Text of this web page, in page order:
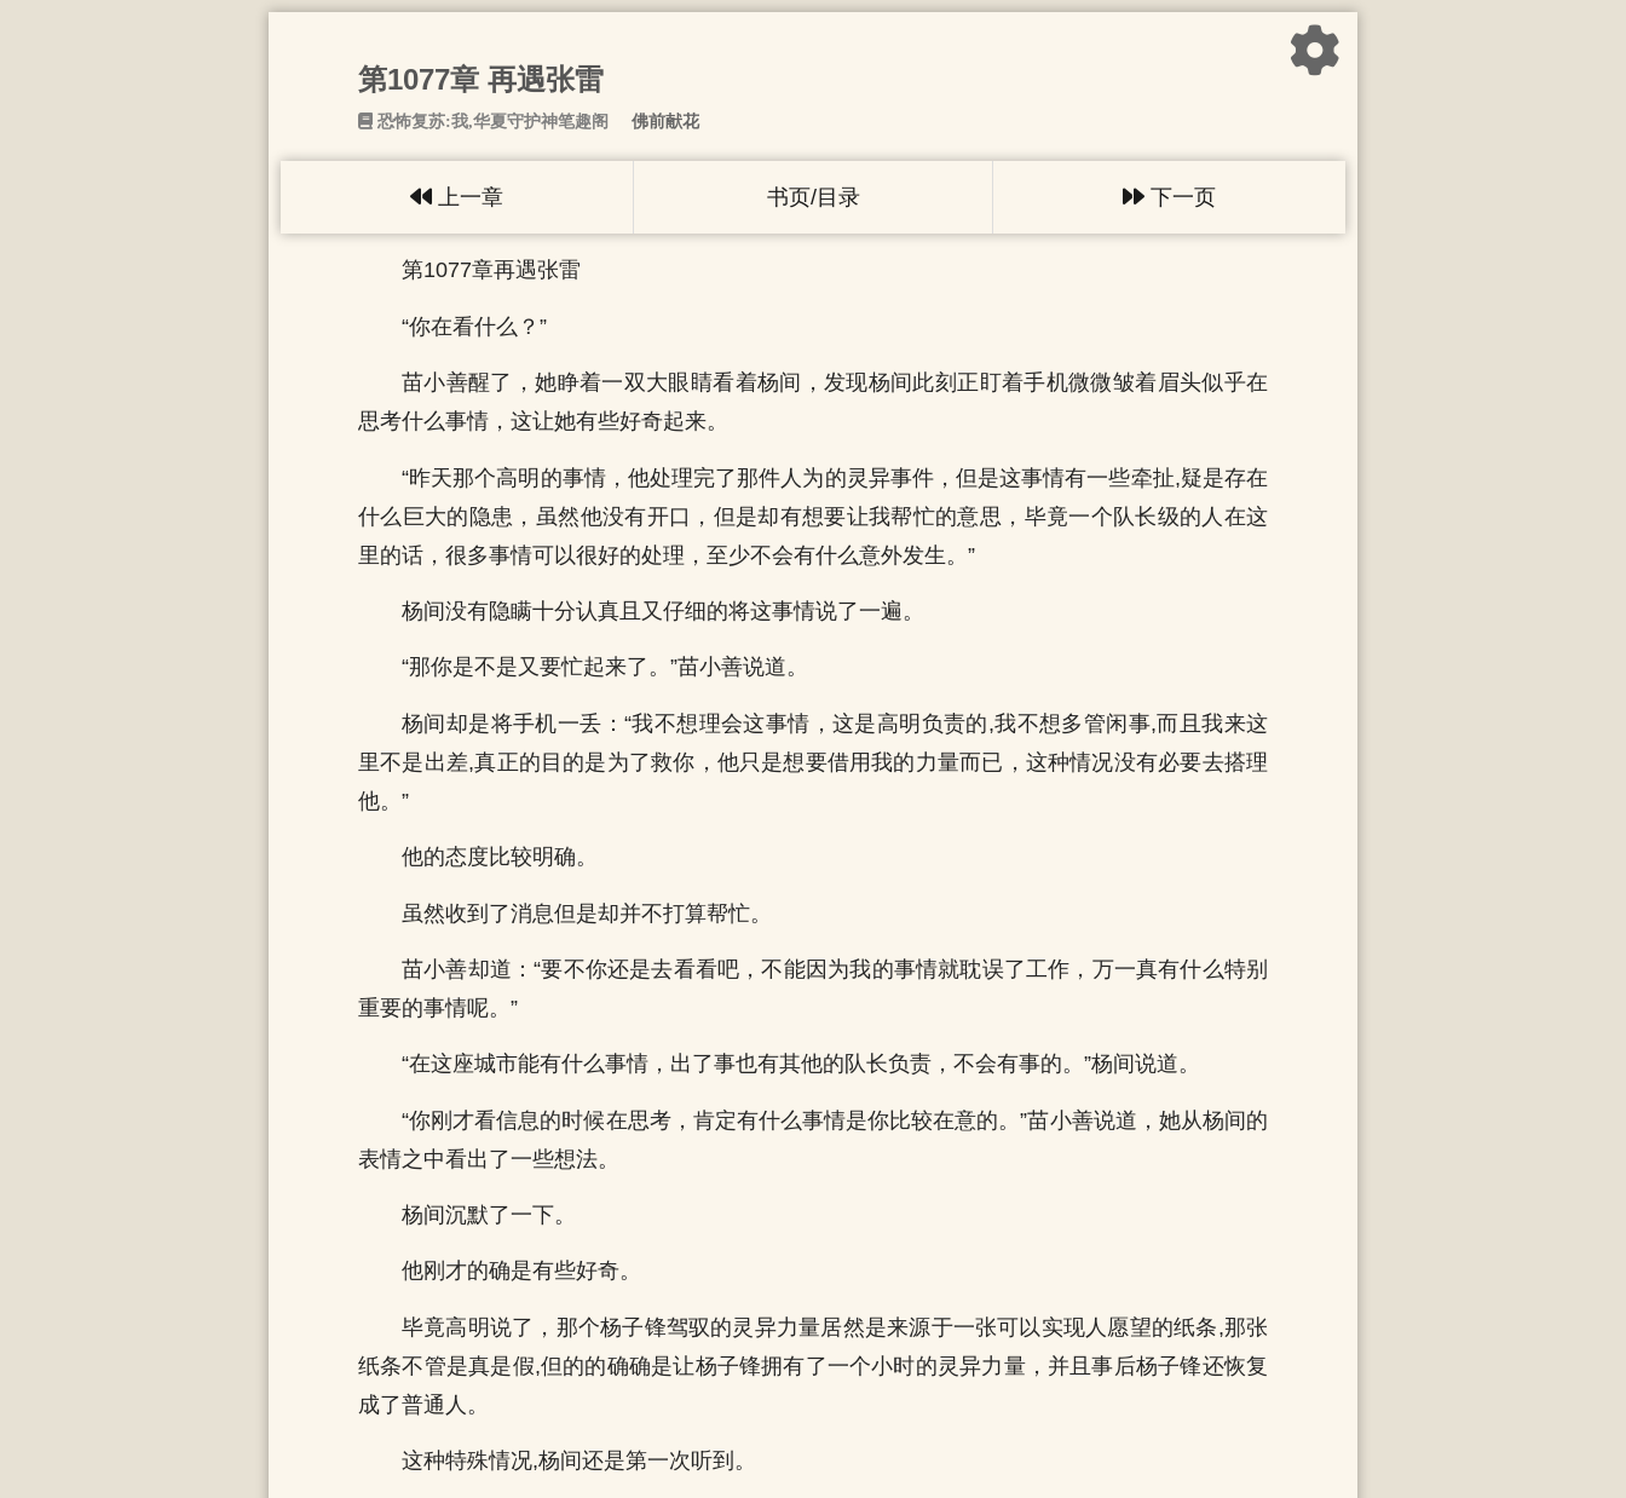
第1077章 再遇张雷
恐怖复苏:我,华夏守护神笔趣阁 佛前献花
上一章 书页/目录 下一页
第1077章再遇张雷
“你在看什么？”
苗小善醒了，她睁着一双大眼睛看着杨间，发现杨间此刻正盯着手机微微皱着眉头似乎在
思考什么事情，这让她有些好奇起来。
“昨天那个高明的事情，他处理完了那件人为的灵异事件，但是这事情有一些牵扯,疑是存在
什么巨大的隐患，虽然他没有开口，但是却有想要让我帮忙的意思，毕竟一个队长级的人在这
里的话，很多事情可以很好的处理，至少不会有什么意外发生。”
杨间没有隐瞒十分认真且又仔细的将这事情说了一遍。
“那你是不是又要忙起来了。”苗小善说道。
杨间却是将手机一丢：“我不想理会这事情，这是高明负责的,我不想多管闲事,而且我来这
里不是出差,真正的目的是为了救你，他只是想要借用我的力量而已，这种情况没有必要去搭理
他。”
他的态度比较明确。
虽然收到了消息但是却并不打算帮忙。
苗小善却道：“要不你还是去看看吧，不能因为我的事情就耽误了工作，万一真有什么特别
重要的事情呢。”
“在这座城市能有什么事情，出了事也有其他的队长负责，不会有事的。”杨间说道。
“你刚才看信息的时候在思考，肯定有什么事情是你比较在意的。”苗小善说道，她从杨间的
表情之中看出了一些想法。
杨间沉默了一下。
他刚才的确是有些好奇。
毕竟高明说了，那个杨子锋驾驭的灵异力量居然是来源于一张可以实现人愿望的纸条,那张
纸条不管是真是假,但的的确确是让杨子锋拥有了一个小时的灵异力量，并且事后杨子锋还恢复
成了普通人。
这种特殊情况,杨间还是第一次听到。